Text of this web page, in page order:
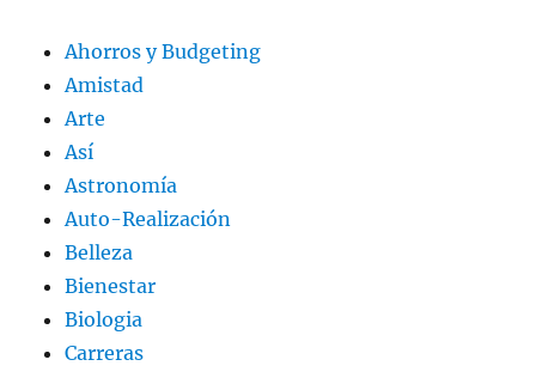
Ahorros y Budgeting
Amistad
Arte
Así
Astronomía
Auto-Realización
Belleza
Bienestar
Biologia
Carreras